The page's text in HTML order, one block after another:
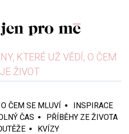
KTERÉ UŽ VĚDÍ, O ČEM
JE ŽIVOT
O ČEM SE MLUVÍ
INSPIRACE
ČAS
PŘÍBĚHY ZE ŽIVOTA
KVÍZY